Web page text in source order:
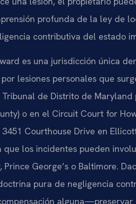
profunda de la ley de
contributiva del estado
es una jurisdicción única
lesiones personales que
Tribunal de Distrito de
o en el Circuit Court for
Courthouse Drive en
que los incidentes pueden
Prince George’s o Baltimore.
pura de negligencia